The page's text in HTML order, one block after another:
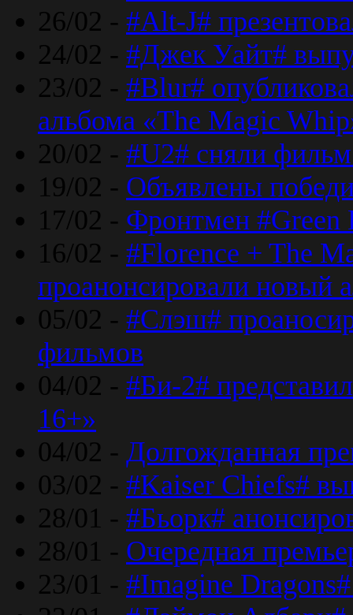
26/02 - #Alt-J#
24/02 - #Джек Уайт#
23/02 - #Blur#
альбома «The Magic
20/02 - #U2# сняли
19/02 - Объявлены
17/02 - Фронтмен #Green
16/02 - #Florence + The
проанонсировали новый
05/02 - #Слэш#
фильмов
04/02 - #Би-2#
16+»
04/02 - Долгожданная
03/02 - #Kaiser Chiefs#
28/01 - #Бьорк#
28/01 - Очередная
23/01 - #Imagine